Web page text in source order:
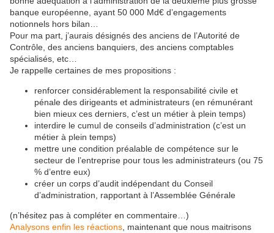
banque européenne, ayant 50 000 Md€ d’engagements
notionnels hors bilan…
Pour ma part, j’aurais désignés des anciens de l’Autorité de
Contrôle, des anciens banquiers, des anciens comptables
spécialisés, etc…
Je rappelle certaines de mes propositions :
renforcer considérablement la responsabilité civile et
pénale des dirigeants et administrateurs (en rémunérant
bien mieux ces derniers, c’est un métier à plein temps)
interdire le cumul de conseils d’administration (c’est un
métier à plein temps)
mettre une condition préalable de compétence sur le
secteur de l’entreprise pour tous les administrateurs (ou 75
% d’entre eux)
créer un corps d’audit indépendant du Conseil
d’administration, rapportant à l’Assemblée Générale
(n’hésitez pas à compléter en commentaire…)
Analysons enfin les réactions , maintenant que nous maitrisons